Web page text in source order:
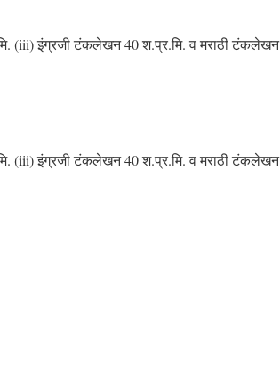
(iii) इंग्रजी टंकलेखन 40 श.प्र.मि. व मराठी टंकलेखन
(iii) इंग्रजी टंकलेखन 40 श.प्र.मि. व मराठी टंकलेखन